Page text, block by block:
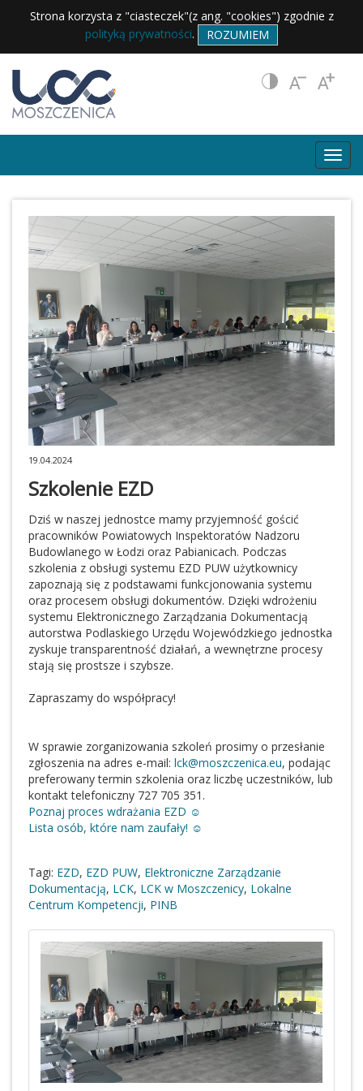
Strona korzysta z "ciasteczek"(z ang. "cookies") zgodnie z
polityką prywatności. ROZUMIEM
19.04.2024
Szkolenie EZD
Dziś w naszej jednostce mamy przyjemność gościć
pracowników Powiatowych Inspektoratów Nadzoru
Budowlanego w Łodzi oraz Pabianicach. Podczas
szkolenia z obsługi systemu EZD PUW użytkownicy
zapoznają się z podstawami funkcjonowania systemu
oraz procesem obsługi dokumentów. Dzięki wdrożeniu
systemu Elektronicznego Zarządzania Dokumentacją
autorstwa Podlaskiego Urzędu Wojewódzkiego jednostka
zyskuje transparentność działań, a wewnętrzne procesy
stają się prostsze i szybsze.
Zapraszamy do współpracy!
W sprawie zorganizowania szkoleń prosimy o przesłanie
zgłoszenia na adres e-mail: lck@moszczenica.eu, podając
preferowany termin szkolenia oraz liczbę uczestników, lub
kontakt telefoniczny 727 705 351.
Poznaj proces wdrażania EZD ☺️
Lista osób, które nam zaufały! ☺️
Tagi: EZD, EZD PUW, Elektroniczne Zarządzanie
Dokumentacją, LCK, LCK w Moszczenicy, Lokalne
Centrum Kompetencji, PINB